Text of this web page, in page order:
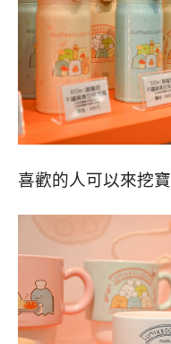
喜歡的人可以來挖寶